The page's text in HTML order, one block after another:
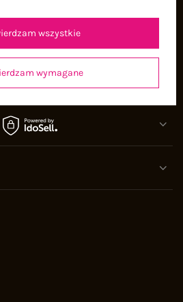
wymagane
wszystkie